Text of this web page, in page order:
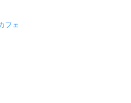
フェ